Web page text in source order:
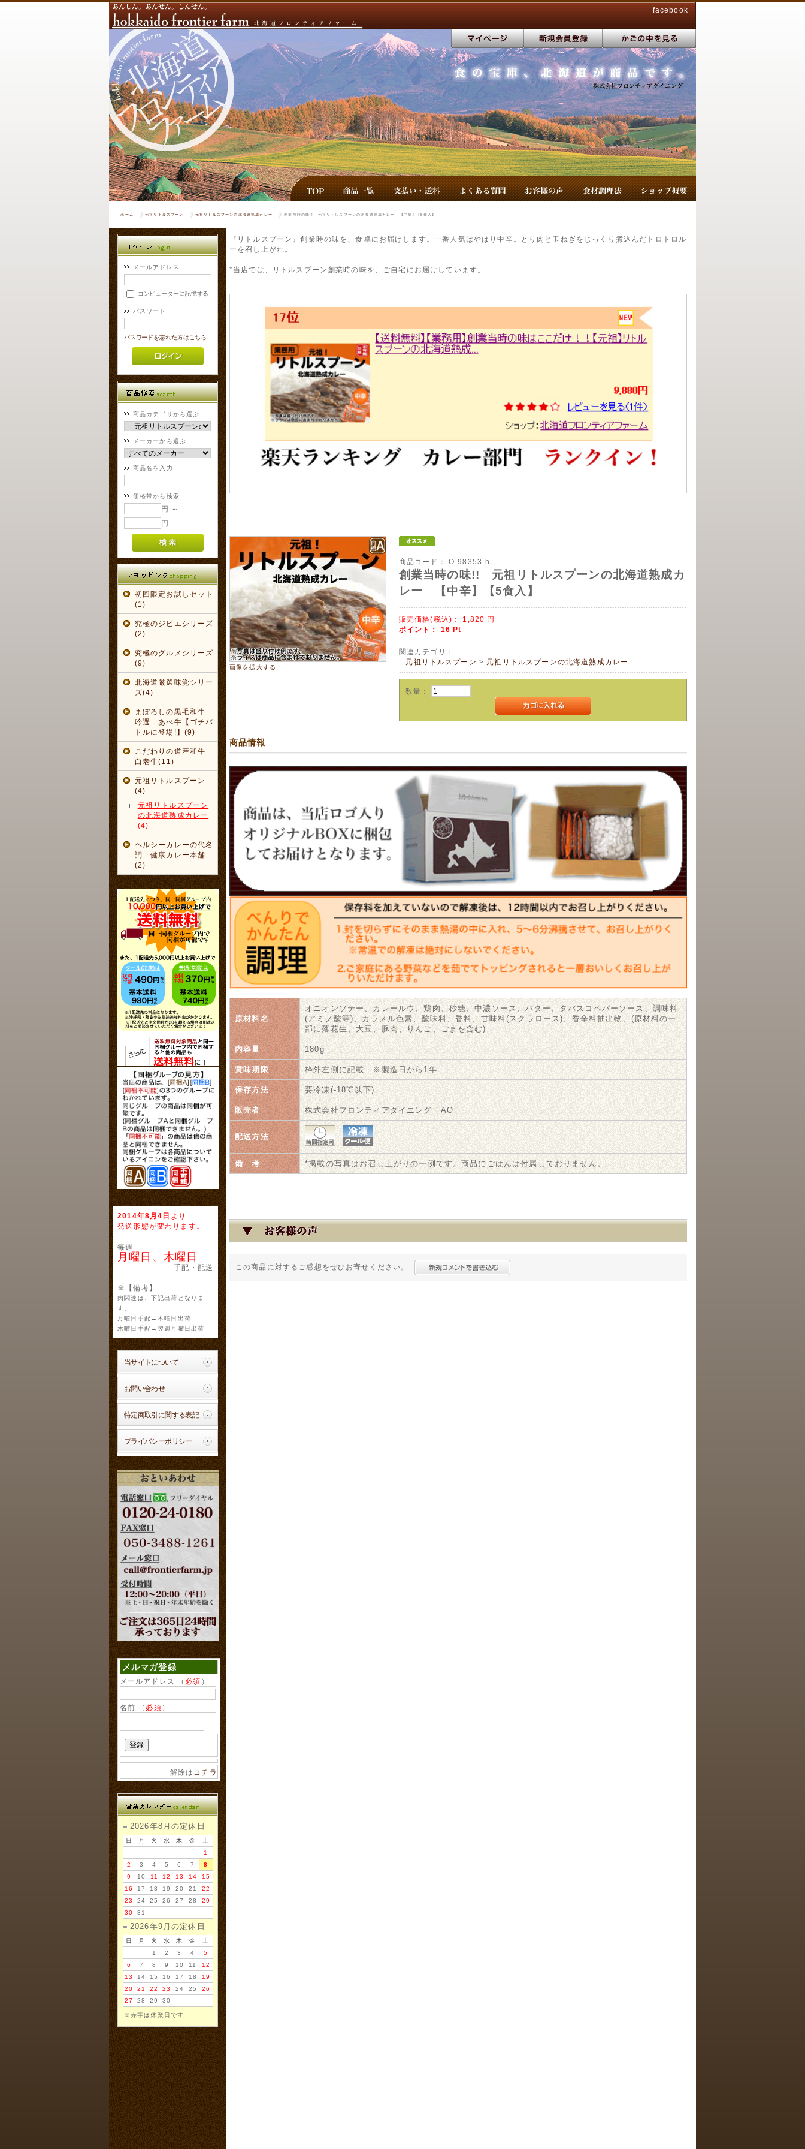
facebook
ホーム 元祖リトルスプーン 元祖リトルスプーンの北海道熟成カレー 創業当時の味!! 元祖リトルスプーンの北海道熟成カレー 【中辛】【5食入】
メールアドレス
コンピューターに記憶する
パスワード
パスワードを忘れた方はこちら
商品カテゴリから選ぶ
メーカーから選ぶ
商品名を入力
価格帯から検索
円 ～
円
初回限定お試しセット
(1)
究極のジビエシリーズ
(2)
究極のグルメシリーズ
(9)
北海道厳選味覚シリー
ズ(4)
まぼろしの黒毛和牛
吟選 あべ牛【ゴチバ
トルに登場!】(9)
こだわりの道産和牛
白老牛(11)
元祖リトルスプーン
(4)
元祖リトルスプーン
の北海道熟成カレー
(4)
ヘルシーカレーの代名
詞 健康カレー本舗
(2)
2014年8月4日
より
発送形態が変わります。
毎週
月曜日、木曜日
手配・配送
※【備考】
肉関連は、下記出荷となりま
す。
月曜日手配→木曜日出荷
木曜日手配→翌週月曜日出荷
当サイトについて
お問い合わせ
特定商取引に関する表記
プライバシーポリシー
メルマガ登録
メールアドレス （ 必須 ）
名前 （ 必須 ）
解除は コチラ
2026年8月の定休日
日 月 火 水 木 金
土
1
2
3 4 5 6 7
8
9
10 11 12 13 14
15
16
17 18 19 20 21
22
23
24 25 26 27 28
29
30
31
2026年9月の定休日
日 月 火 水 木 金
土
1
2 3 4
5
6
7 8 9 10 11
12
13
14 15 16 17 18
19
20
21 22 23 24 25
26
27
28 29 30
※赤字は休業日です
『リトルスプーン』創業時の味を、食卓にお届けします。一番人気はやはり中辛。とり肉と玉ねぎをじっくり煮込んだトロトロル
ーを召し上がれ。
*当店では、リトルスプーン創業時の味を、ご自宅にお届けしています。
画像を拡大する
商品コード： O-98353-h
創業当時の味!! 元祖リトルスプーンの北海道熟成カ
レー 【中辛】【5食入】
販売価格(税込)： 1,820 円
ポイント： 16 Pt
関連カテゴリ：
元祖リトルスプーン >元祖リトルスプーンの北海道熟成カレー
数量：
商品情報
原材料名
オニオンソテー、カレールウ、鶏肉、砂糖、中濃ソース、バター、タバスコペパーソース、調味料
(アミノ酸等)、カラメル色素、酸味料、香料、甘味料(スクラロース)、香辛料抽出物、(原材料の一
部に落花生、大豆、豚肉、りんご、ごまを含む)
内容量 180g
賞味期限 枠外左側に記載 ※製造日から1年
保存方法 要冷凍(-18℃以下)
販売者 株式会社フロンティアダイニング AO
配送方法
備 考 *掲載の写真はお召し上がりの一例です。商品にごはんは付属しておりません。
この商品に対するご感想をぜひお寄せください。